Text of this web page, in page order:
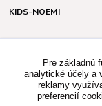
KIDS-NOEMI
(Po-Pia, 8-16 hod.)
Pre základnú
analytické účely a
reklamy
preferencií